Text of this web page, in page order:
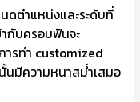
ดตำแหน่งและระดับที่
กับครอบฟันจะ
รทำ customized
มีความหนาสม่ำเสมอ